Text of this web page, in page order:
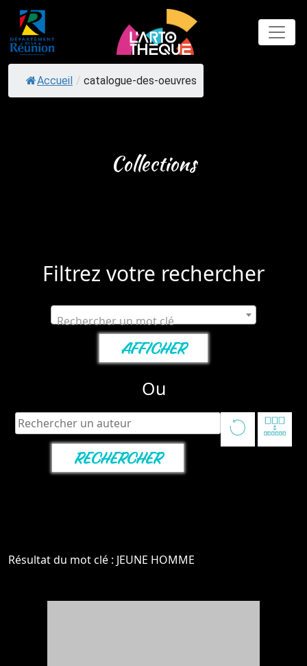
Skip
content
Accueil / catalogue-des-oeuvres
Collections
Filtrez votre rechercher
Rechercher un mot clé
Ou
Résultat du mot clé : JEUNE HOMME